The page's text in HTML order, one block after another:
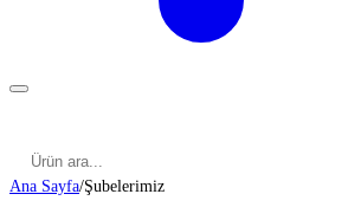
Ana Sayfa/Şubelerimiz